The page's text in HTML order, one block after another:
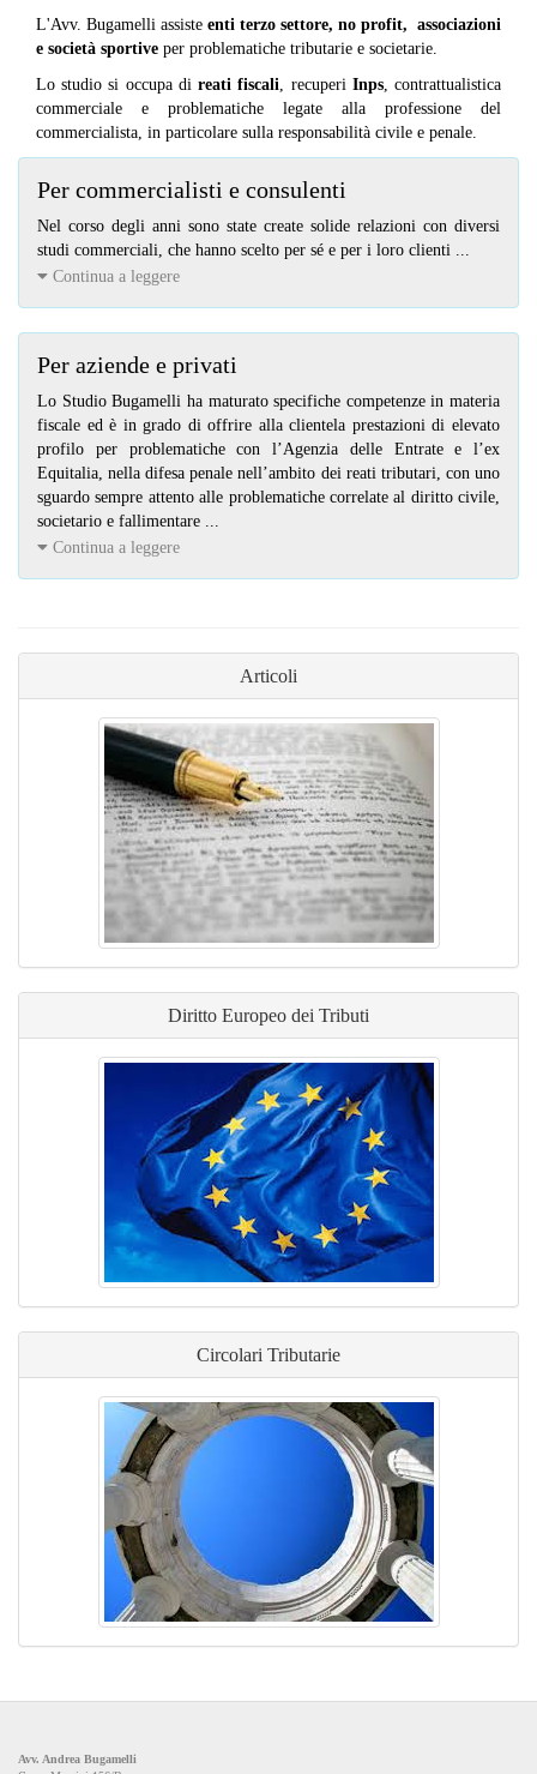
L'Avv. Bugamelli assiste enti terzo settore, no profit, associazioni
e società sportive per problematiche tributarie e societarie.
Lo studio si occupa direati fiscali, recuperi Inps, contrattualistica
commerciale e problematiche legate alla professione del
commercialista, in particolare sulla responsabilità civile e penale.
Per commercialisti e consulenti
Nel corso degli anni sono state create solide relazioni con diversi
studi commerciali, che hanno scelto per sé e per i loro clienti ...
Continua a leggere
Per aziende e privati
Lo Studio Bugamelli ha maturato specifiche competenze in materia
fiscale ed è in grado di offrire alla clientela prestazioni di elevato
profilo per problematiche con l’Agenzia delle Entrate e l’ex
Equitalia, nella difesa penale nell’ambito dei reati tributari, con uno
sguardo sempre attento alle problematiche correlate al diritto civile,
societario e fallimentare ...
Continua a leggere
Articoli
Diritto Europeo dei Tributi
Circolari Tributarie
Avv. Andrea Bugamelli